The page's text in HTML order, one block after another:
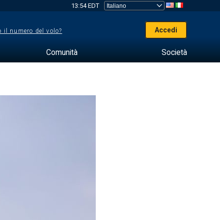
13:54 EDT
il numero del volo? Accedi
Comunità Società